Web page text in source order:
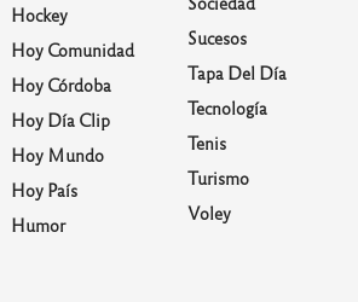
Hockey
Hoy Comunidad
Hoy Córdoba
Hoy Día Clip
Hoy Mundo
Hoy País
Humor
Sucesos
Tapa Del Día
Tecnología
Tenis
Turismo
Voley